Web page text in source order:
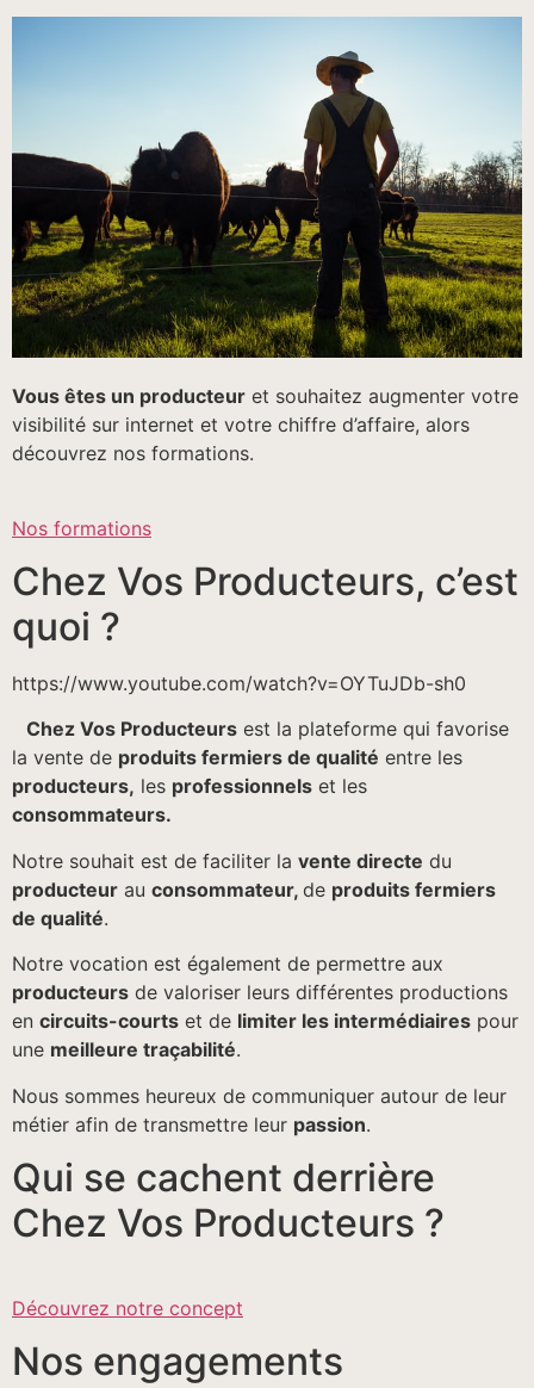
Vous êtes un producteur et souhaitez augmenter votre
visibilité sur internet et votre chiffre d’affaire, alors
découvrez nos formations.
Nos formations
Chez Vos Producteurs, c’est
quoi ?
https://www.youtube.com/watch?v=OYTuJDb-sh0
Chez Vos Producteurs est la plateforme qui favorise
la vente de produits fermiers de qualité entre les
producteurs, les professionnels et les
consommateurs.
Notre souhait est de faciliter la vente directe du
producteur au consommateur, de produits fermiers
de qualité.
Notre vocation est également de permettre aux
producteurs de valoriser leurs différentes productions
en circuits-courts et de limiter les intermédiaires pour
une meilleure traçabilité.
Nous sommes heureux de communiquer autour de leur
métier afin de transmettre leur passion.
Qui se cachent derrière
Chez Vos Producteurs ?
Découvrez notre concept
Nos engagements